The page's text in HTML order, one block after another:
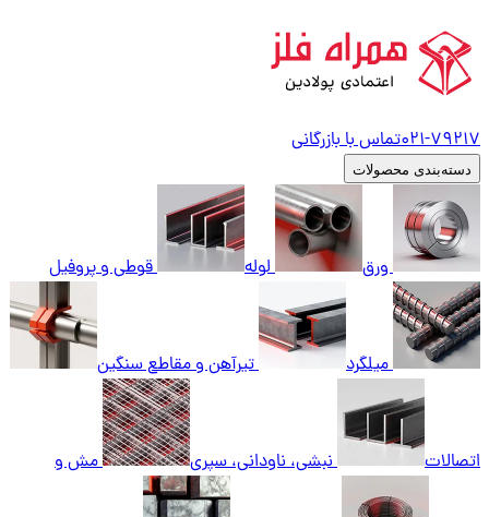
021-79217 تماس با بازرگانی
دسته‌بندی محصولات
ورق لوله قوطی و پروفیل
میلگرد تیرآهن و مقاطع سنگین
اتصالات نبشی، ناودانی، سپری مش و